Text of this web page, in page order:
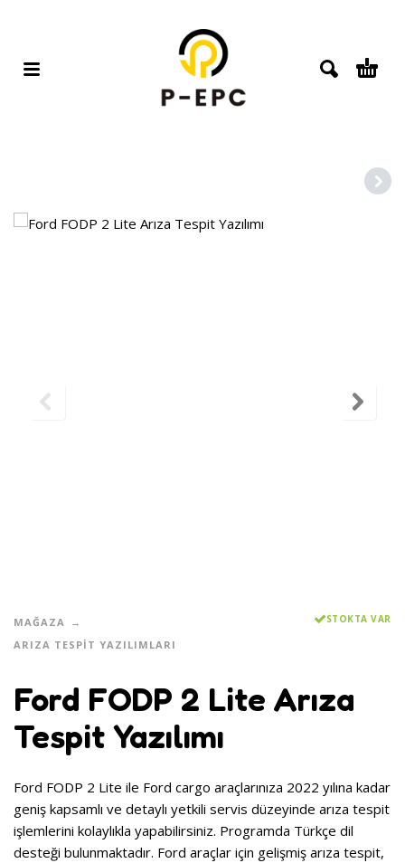
MAĞAZA
ARIZA TESPIT YAZILIMLARI
STOKTA VAR
Ford FODP 2 Lite Arıza
Tespit Yazılımı
Ford FODP 2 Lite ile Ford cargo araçlarınıza 2022 yılına kadar
geniş kapsamlı ve detaylı yetkili servis düzeyinde arıza tespit
işlemlerini kolaylıkla yapabilirsiniz. Programda Türkçe dil
desteği bulunmaktadır. Ford araçlar için gelişmiş arıza tespit,